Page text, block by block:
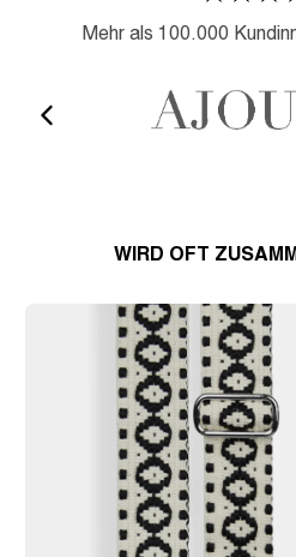
Mehr als 100.000
WIRD OFT